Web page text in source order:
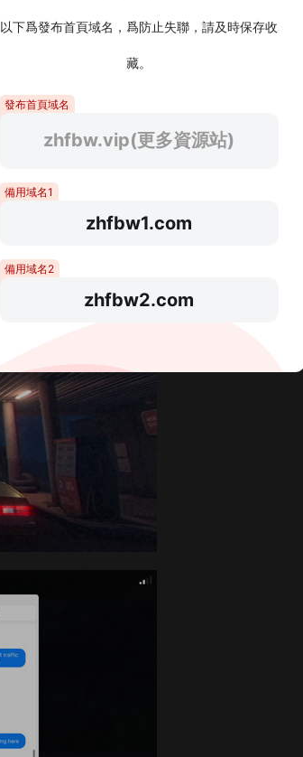
以下爲發布首頁域名，爲防止失聯，請及時保存收
藏。
發布首頁域名
zhfbw.vip(更多資源站)
備用域名1
zhfbw1.com
備用域名2
zhfbw2.com